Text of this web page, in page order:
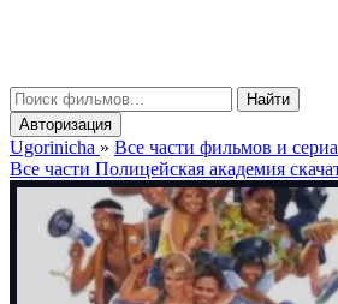
Найти
Авторизация
Ugorinicha » Все части фильмов и
Все части Полицейская академия